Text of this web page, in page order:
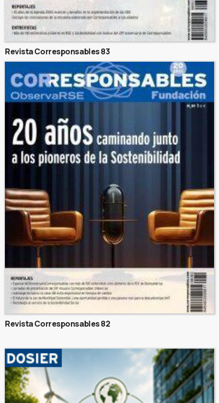
Revista Corresponsables 83
Revista Corresponsables 82